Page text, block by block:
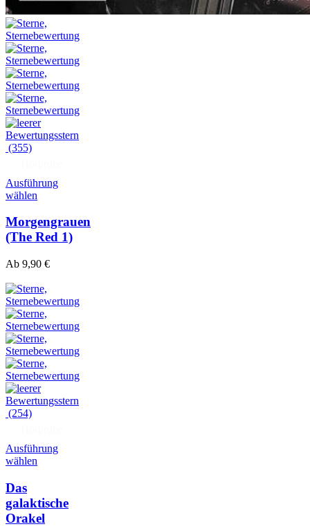
(355)
Ausführung
wählen
Morgengrauen
(The Red 1)
Ab 9,90 €
(254)
Ausführung
wählen
Das
galaktische
Orakel